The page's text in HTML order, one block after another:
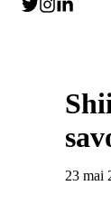
23 mai